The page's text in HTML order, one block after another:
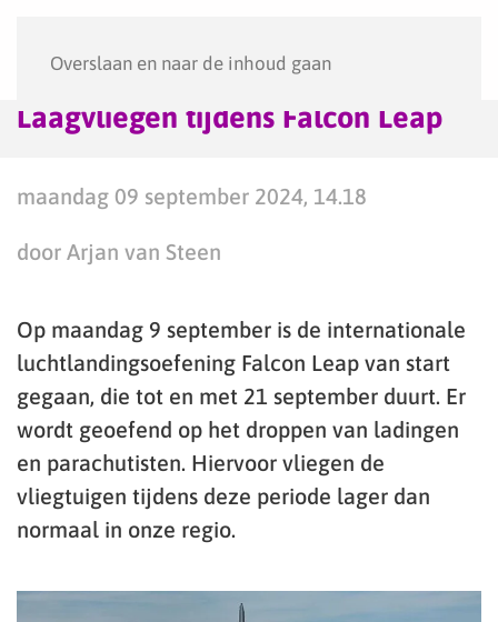
Overslaan en naar de inhoud gaan
Laagvliegen tijdens Falcon Leap
maandag 09 september 2024, 14.18
door Arjan van Steen
Op maandag 9 september is de internationale
luchtlandingsoefening Falcon Leap van start
gegaan, die tot en met 21 september duurt. Er
wordt geoefend op het droppen van ladingen
en parachutisten. Hiervoor vliegen de
vliegtuigen tijdens deze periode lager dan
normaal in onze regio.